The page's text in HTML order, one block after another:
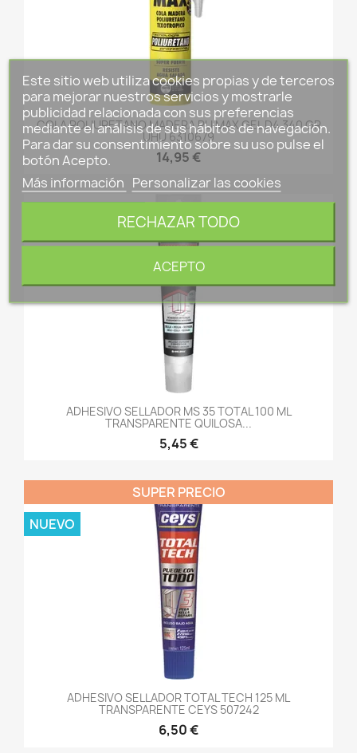
COLA POLIURETANO MADERA PU MAX GEL D4 340 GR
UHU 6310679
14,95 €
ADHESIVO SELLADOR MS 35 TOTAL 100 ML
TRANSPARENTE QUILOSA...
5,45 €
FUERA DE STOCK
ADHESIVO SELLADOR TOTAL TECH 125 ML
TRANSPARENTE CEYS 507242
6,50 €
SUPER PRECIO
NUEVO
Este sitio web utiliza cookies propias y de terceros
para mejorar nuestros servicios y mostrarle
publicidad relacionada con sus preferencias
mediante el análisis de sus hábitos de navegación.
Para dar su consentimiento sobre su uso pulse el
botón Acepto.
Más información Personalizar las cookies
RECHAZAR TODO
ACEPTO